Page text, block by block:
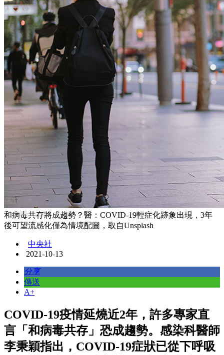
和病毒共存將成趨勢？醫：COVID-19輕症化跡象出現，3年
後可望流感化僅為情境配圖，取自Unsplash
中央社
2021-10-13
分享
傳送
A+
COVID-19疫情延燒近2年，許多專家直
言「和病毒共存」恐成趨勢。感染科醫師
李秉穎指出，COVID-19症狀已從下呼吸